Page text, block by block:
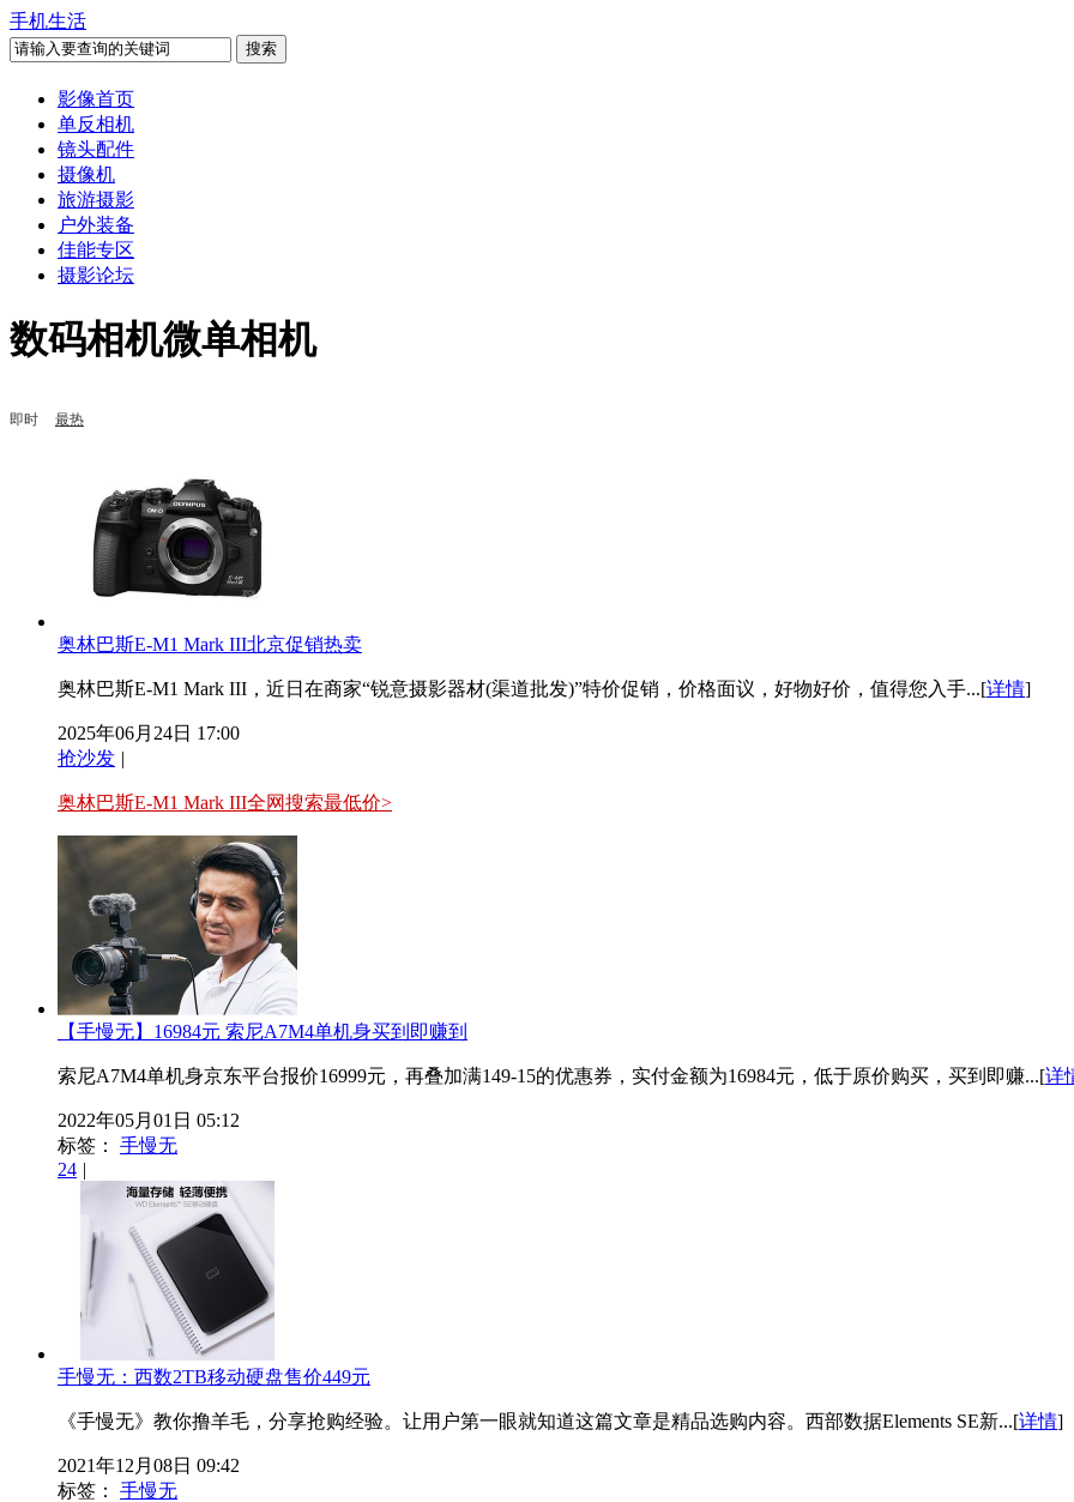
手机生活
影像首页
单反相机
镜头配件
摄像机
旅游摄影
户外装备
佳能专区
摄影论坛
数码相机微单相机
即时 最热
奥林巴斯E-M1 Mark III北京促销热卖
奥林巴斯E-M1 Mark III，近日在商家“锐意摄影器材(渠道批发)”特价促销，价格面议，好物好价，值得您入手...[详情]
2025年06月24日 17:00
抢沙发 |
奥林巴斯E-M1 Mark III全网搜索最低价>
【手慢无】16984元 索尼A7M4单机身买到即赚到
索尼A7M4单机身京东平台报价16999元，再叠加满149-15的优惠券，实付金额为16984元，低于原价购买，买到即赚...[详
2022年05月01日 05:12
标签：
手慢无
24 |
手慢无：西数2TB移动硬盘售价449元
《手慢无》教你撸羊毛，分享抢购经验。让用户第一眼就知道这篇文章是精品选购内容。西部数据Elements SE新...[详情]
2021年12月08日 09:42
标签：
手慢无